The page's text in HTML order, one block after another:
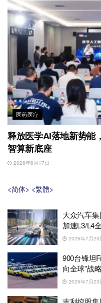
医药医疗
释放医学AI落地新势能
智算新底座
2026年6月17日
<简体> <繁體>
大众汽车
加速L3/L4
2026年7月23
900台锋坦
向全球”战
2026年7月23